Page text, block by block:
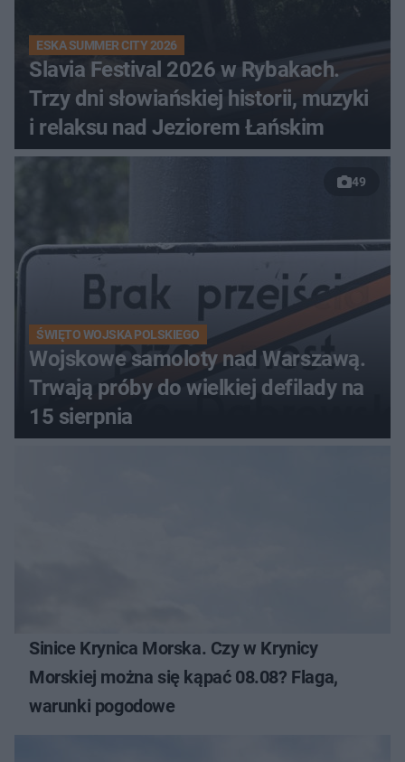
ESKA SUMMER CITY 2026
Slavia Festival 2026 w Rybakach.
Trzy dni słowiańskiej historii, muzyki
i relaksu nad Jeziorem Łańskim
49
ŚWIĘTO WOJSKA POLSKIEGO
Wojskowe samoloty nad Warszawą.
Trwają próby do wielkiej defilady na
15 sierpnia
Sinice Krynica Morska. Czy w Krynicy
Morskiej można się kąpać 08.08? Flaga,
warunki pogodowe